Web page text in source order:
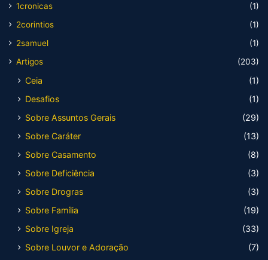
1cronicas
(1)
2corintios
(1)
2samuel
(1)
Artigos
(203)
Ceia
(1)
Desafios
(1)
Sobre Assuntos Gerais
(29)
Sobre Caráter
(13)
Sobre Casamento
(8)
Sobre Deficiência
(3)
Sobre Drogras
(3)
Sobre Família
(19)
Sobre Igreja
(33)
Sobre Louvor e Adoração
(7)